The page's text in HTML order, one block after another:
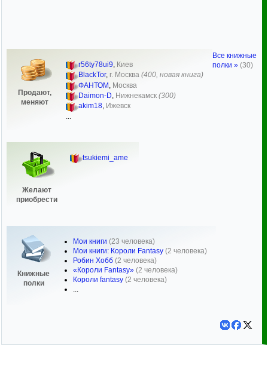
Продают,
меняют
r56ty78ui9, Киев
BlackTor, г. Москва (400, новая книга)
ФАНТОМ Москва
Daimon-D, Нижнекамск (300)
akim18, Ижевск
Желают
приобрести
tsukiemi_ame
Книжные
полки
Мои книги (23 человека)
Мои книги: Короли Fantasy (2 человека)
Робин Хобб (2 человека)
«Короли Fantasy» (2 человека)
Короли fantasy (2 человека)
...
Все книжные
полки » (30)